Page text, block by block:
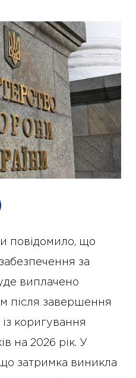
повідомило, що
за
виплачено
після завершення
коригування
на 2026 рік. У
затримка виникла